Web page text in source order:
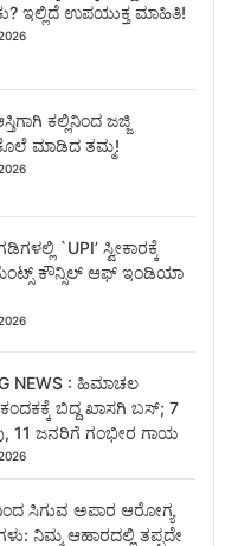
ಇಲ್ಲಿದೆ ಉಪಯುಕ್ತ ಮಾಹಿತಿ!
ಕಲ್ಲಿನಿಂದ ಜಜ್ಜಿ
ಮಾಡಿದ ತಮ್ಮ!
`UPI’ ಸ್ವೀಕಾರಕ್ಕೆ
ಕೌನ್ಸಿಲ್ ಆಫ್ ಇಂಡಿಯಾ
NEWS : ಹಿಮಾಚಲ
ಕಂದಕಕ್ಕೆ ಬಿದ್ದ ಖಾಸಗಿ ಬಸ್; 7
11 ಜನರಿಗೆ ಗಂಭೀರ ಗಾಯ
ಸಿಗುವ ಅಪಾರ ಆರೋಗ್ಯ
ನಿಮ್ಮ ಆಹಾರದಲ್ಲಿ ತಪ್ಪದೇ